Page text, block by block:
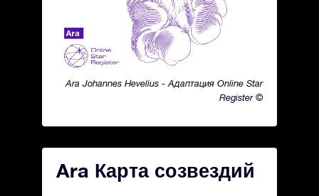
Ara Johannes Hevelius - Адаптация Online Star
Register ©
Ara Карта созвездий